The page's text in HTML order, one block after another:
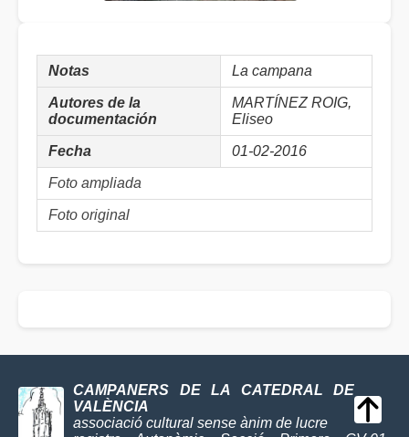
Notas La campana
Autores de la
documentación
MARTÍNEZ ROIG,
Eliseo
Fecha 01-02-2016
Foto ampliada
Foto original
CAMPANERS DE LA CATEDRAL DE
VALÈNCIA
associació cultural sense ànim de lucre